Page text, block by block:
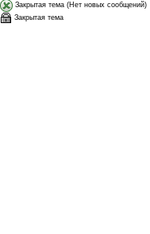
Закрытая тема (Нет новых сообщений)
Закрытая тема